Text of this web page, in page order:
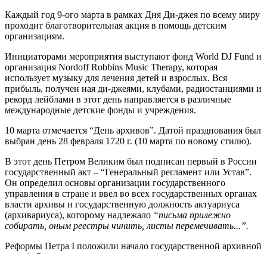
Каждый год 9-ого марта в рамках Дня Ди-джея по всему миру
проходит благотворительная акция в помощь детским
организациям.
Инициаторами мероприятия выступают фонд World DJ Fund и
организация Nordoff Robbins Music Therapy, которая
использует музыку для лечения детей и взрослых. Вся
прибыль, получен ная ди-джеями, клубами, радиостанциями и
рекорд лейблами в этот день направляется в различные
международные детские фонды и учреждения.
10 марта отмечается “День архивов”. Датой празднования был
выбран день 28 февраля 1720 г. (10 марта по новому стилю).
В этот день Петром Великим был подписан первый в России
государственный акт – “Генеральный регламент или Устав”.
Он определил основы организации государственного
управления в стране и ввел во всех государственных органах
власти архивы и государственную должность актуариуса
(архивариуса), которому надлежало “письма прилежно
собирать, оным реестры чинить, листы перемечивать...”.
Реформы Петра I положили начало государственной архивной